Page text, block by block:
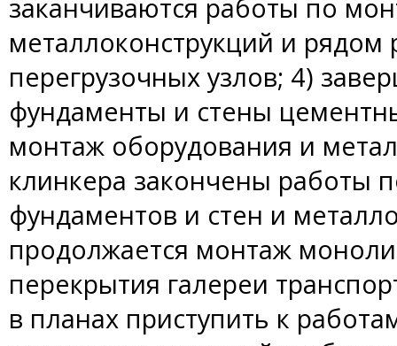
заканчиваются работы по
металлоконструкций и
перегрузочных узлов; 4)
фундаменты и стены
монтаж оборудования и
клинкера закончены работы
фундаментов и стен и
продолжается монтаж
перекрытия галереи
в планах приступить к